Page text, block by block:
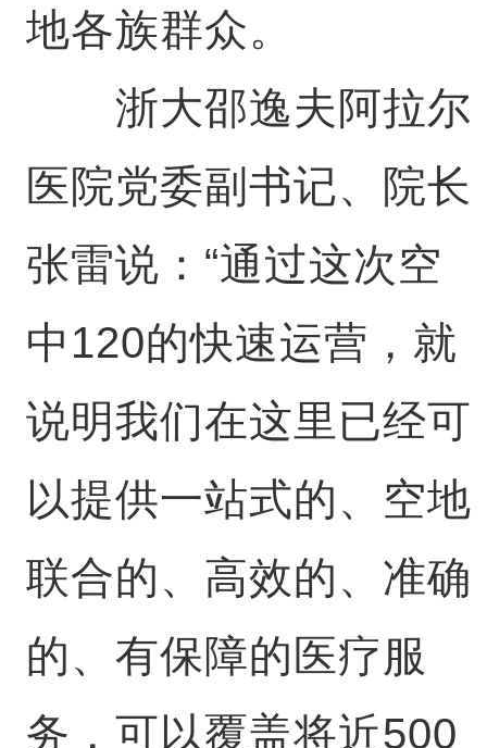
地各族群众。
浙大邵逸夫阿拉尔
医院党委副书记、院长
张雷说：“通过这次空
中120的快速运营，就
说明我们在这里已经可
以提供一站式的、空地
联合的、高效的、准确
的、有保障的医疗服
务，可以覆盖将近500